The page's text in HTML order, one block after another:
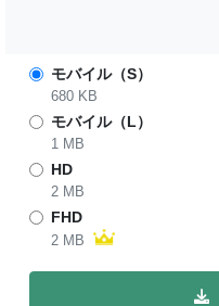
モバイル（S）
680 KB
モバイル（L）
1 MB
HD
2 MB
FHD
2 MB